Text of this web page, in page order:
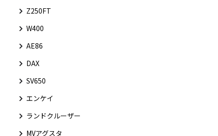
Z250FT
W400
AE86
DAX
SV650
エンケイ
ランドクルーザー
MVアグスタ